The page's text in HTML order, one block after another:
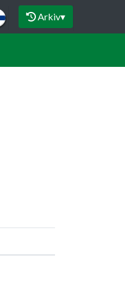
Arkiv▾